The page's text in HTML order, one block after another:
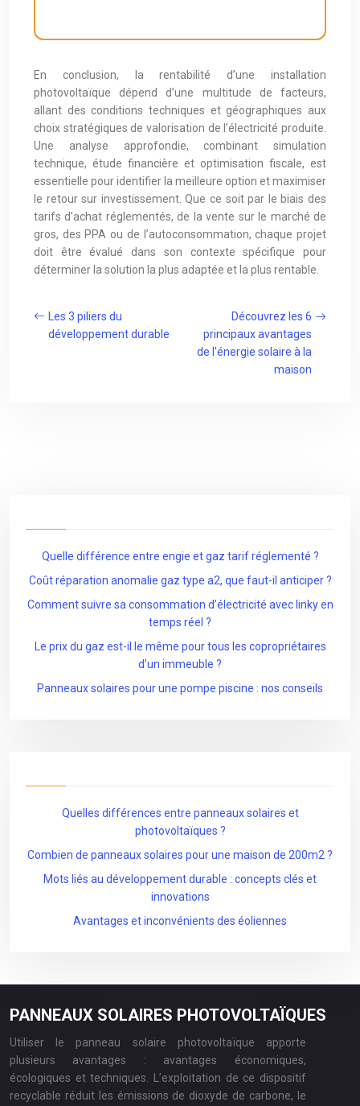
En conclusion, la rentabilité d’une installation
photovoltaïque dépend d’une multitude de facteurs,
allant des conditions techniques et géographiques aux
choix stratégiques de valorisation de l’électricité produite.
Une analyse approfondie, combinant simulation
technique, étude financière et optimisation fiscale, est
essentielle pour identifier la meilleure option et maximiser
le retour sur investissement. Que ce soit par le biais des
tarifs d’achat réglementés, de la vente sur le marché de
gros, des PPA ou de l’autoconsommation, chaque projet
doit être évalué dans son contexte spécifique pour
déterminer la solution la plus adaptée et la plus rentable.
Les 3 piliers du
développement durable
Découvrez les 6
principaux avantages
de l’énergie solaire à la
maison
Quelle différence entre engie et gaz tarif réglementé ?
Coût réparation anomalie gaz type a2, que faut-il anticiper ?
Comment suivre sa consommation d’électricité avec linky en
temps réel ?
Le prix du gaz est-il le même pour tous les copropriétaires
d’un immeuble ?
Panneaux solaires pour une pompe piscine : nos conseils
Quelles différences entre panneaux solaires et
photovoltaïques ?
Combien de panneaux solaires pour une maison de 200m2 ?
Mots liés au développement durable : concepts clés et
innovations
Avantages et inconvénients des éoliennes
PANNEAUX SOLAIRES PHOTOVOLTAÏQUES
Utiliser le panneau solaire photovoltaïque apporte
plusieurs avantages : avantages économiques,
écologiques et techniques. L’exploitation de ce dispositif
recyclable réduit les émissions de dioxyde de carbone, le